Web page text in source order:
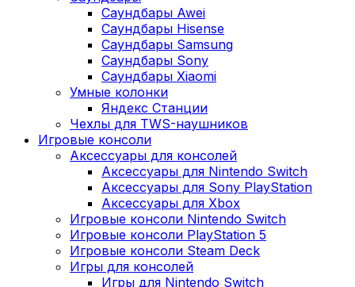
Саундбары Awei
Саундбары Hisense
Саундбары Samsung
Саундбары Sony
Саундбары Xiaomi
Умные колонки
Яндекс Станции
Чехлы для TWS-наушников
Игровые консоли
Аксессуары для консолей
Аксессуары для Nintendo Switch
Аксессуары для Sony PlayStation
Аксессуары для Xbox
Игровые консоли Nintendo Switch
Игровые консоли PlayStation 5
Игровые консоли Steam Deck
Игры для консолей
Игры для Nintendo Switch